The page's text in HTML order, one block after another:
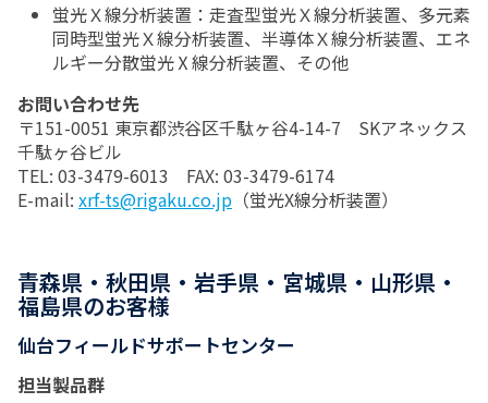
蛍光Ｘ線分析装置：走査型蛍光Ｘ線分析装置、多元素
同時型蛍光Ｘ線分析装置、半導体Ｘ線分析装置、エネ
ルギー分散蛍光Ⅹ線分析装置、その他
お問い合わせ先
〒151-0051 東京都渋谷区千駄ヶ谷4-14-7 SKアネックス
千駄ヶ谷ビル
TEL: 03-3479-6013 FAX: 03-3479-6174
E-mail: xrf-ts@rigaku.co.jp （蛍光X線分析装置）
青森県・秋田県・岩手県・宮城県・山形県・
福島県のお客様
仙台フィールドサポートセンター
担当製品群